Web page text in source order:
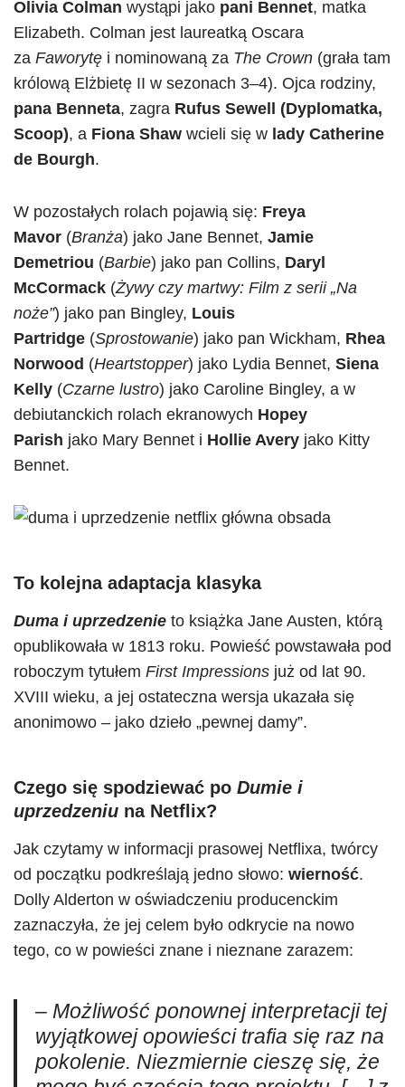
Olivia Colman wystąpi jako pani Bennet, matka
Elizabeth. Colman jest laureatką Oscara
za Faworytę i nominowaną za The Crown (grała tam
królową Elżbietę II w sezonach 3–4). Ojca rodziny,
pana Benneta, zagra Rufus Sewell (Dyplomatka,
Scoop), a Fiona Shaw wcieli się w lady Catherine
de Bourgh.
W pozostałych rolach pojawią się: Freya
Mavor (Branża) jako Jane Bennet, Jamie
Demetriou (Barbie) jako pan Collins, Daryl
McCormack (Żywy czy martwy: Film z serii „Na
noże”) jako pan Bingley, Louis
Partridge (Sprostowanie) jako pan Wickham, Rhea
Norwood (Heartstopper) jako Lydia Bennet, Siena
Kelly (Czarne lustro) jako Caroline Bingley, a w
debiutanckich rolach ekranowych Hopey
Parish jako Mary Bennet i Hollie Avery jako Kitty
Bennet.
To kolejna adaptacja klasyka
Duma i uprzedzenie to książka Jane Austen, którą
opublikowała w 1813 roku. Powieść powstawała pod
roboczym tytułem First Impressions już od lat 90.
XVIII wieku, a jej ostateczna wersja ukazała się
anonimowo – jako dzieło „pewnej damy”.
Czego się spodziewać po Dumie i
uprzedzeniu na Netflix?
Jak czytamy w informacji prasowej Netflixa, twórcy
od początku podkreślają jedno słowo: wierność.
Dolly Alderton w oświadczeniu producenckim
zaznaczyła, że jej celem było odkrycie na nowo
tego, co w powieści znane i nieznane zarazem:
– Możliwość ponownej interpretacji tej
wyjątkowej opowieści trafia się raz na
pokolenie. Niezmiernie cieszę się, że